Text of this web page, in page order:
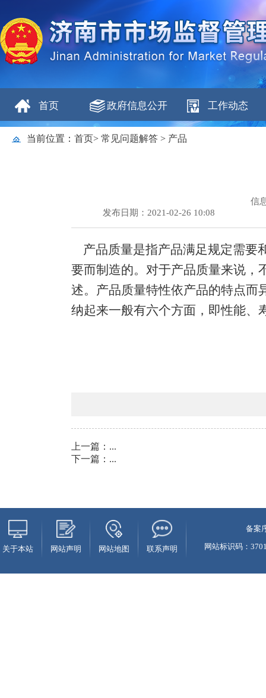
首页 政府信息公开 工作动态
当前位置： 首页> 常见问题解答 > 产品
发布日期：2021-02-26 10:08
信
产品质量是指产品满足规定需要
要而制造的。对于产品质量来说，
述。产品质量特性依产品的特点而
纳起来一般有六个方面，即性能、
上一篇： ...
下一篇： ...
关于本站 网站声明 网站地图 联系声明
备案
网站标识码：